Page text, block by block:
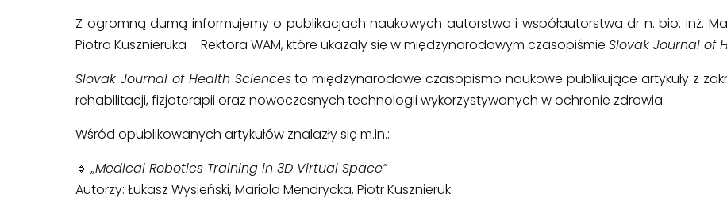
Z ogromną dumą informujemy o publikacjach naukowych autorstwa i współautorstwa dr n. bio. inż.
Piotra Kusznieruka – Rektora WAM, które ukazały się w międzynarodowym czasopiśmie Slovak Journal of
Slovak Journal of Health Sciencesto międzynarodowe czasopismo naukowe publikujące artykuły z
rehabilitacji, fizjoterapii oraz nowoczesnych technologii wykorzystywanych w ochronie zdrowia.
Wśród opublikowanych artykułów znalazły się m.in.:
🔹„Medical Robotics Training in 3D Virtual Space”
Autorzy: Łukasz Wysieński, Mariola Mendrycka, Piotr Kusznieruk.